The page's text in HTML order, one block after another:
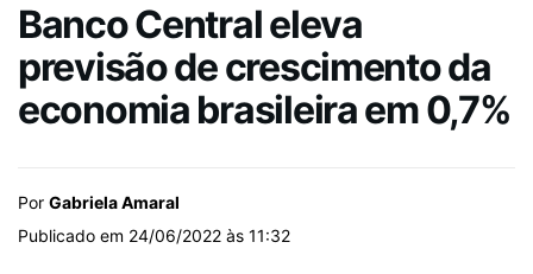
Banco Central eleva
previsão de crescimento da
economia brasileira em 0,7%
Por Gabriela Amaral
Publicado em 24/06/2022 às 11:32